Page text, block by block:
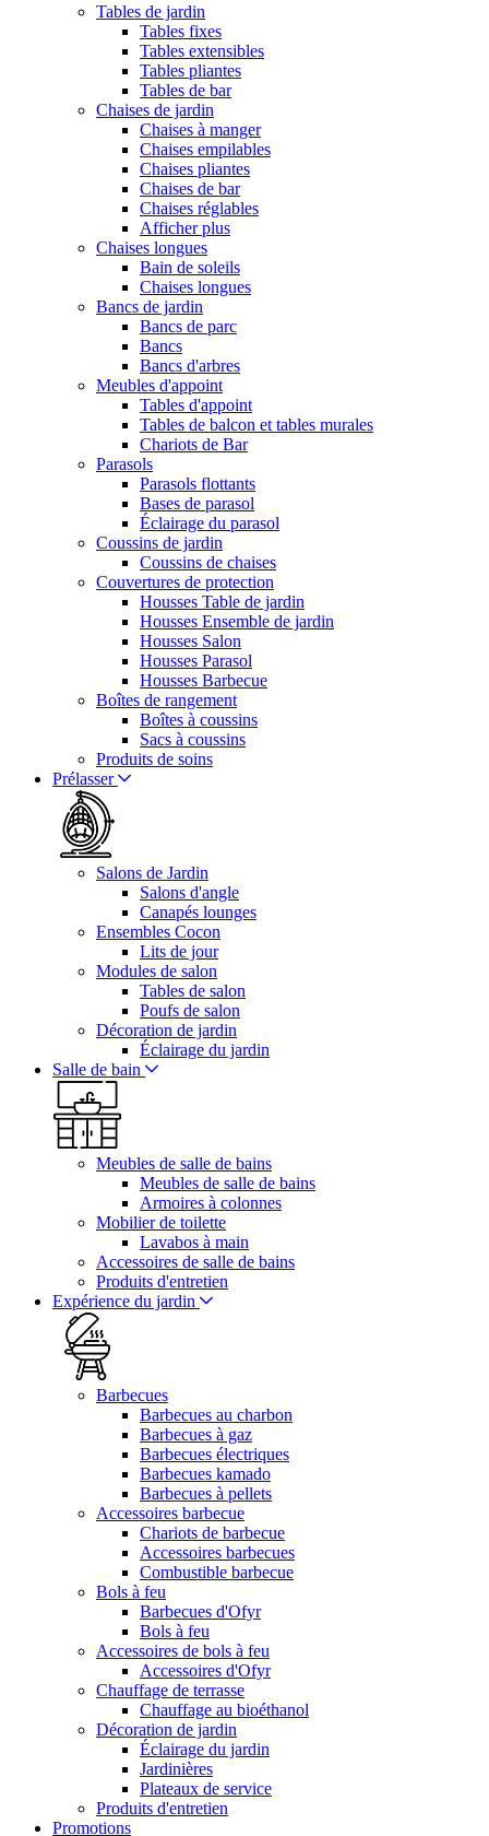
Tables de jardin
Tables fixes
Tables extensibles
Tables pliantes
Tables de bar
Chaises de jardin
Chaises à manger
Chaises empilables
Chaises pliantes
Chaises de bar
Chaises réglables
Afficher plus
Chaises longues
Bain de soleils
Chaises longues
Bancs de jardin
Bancs de parc
Bancs
Bancs d'arbres
Meubles d'appoint
Tables d'appoint
Tables de balcon et tables murales
Chariots de Bar
Parasols
Parasols flottants
Bases de parasol
Éclairage du parasol
Coussins de jardin
Coussins de chaises
Couvertures de protection
Housses Table de jardin
Housses Ensemble de jardin
Housses Salon
Housses Parasol
Housses Barbecue
Boîtes de rangement
Boîtes à coussins
Sacs à coussins
Produits de soins
Prélasser
Salons de Jardin
Salons d'angle
Canapés lounges
Ensembles Cocon
Lits de jour
Modules de salon
Tables de salon
Poufs de salon
Décoration de jardin
Éclairage du jardin
Salle de bain
Meubles de salle de bains
Meubles de salle de bains
Armoires à colonnes
Mobilier de toilette
Lavabos à main
Accessoires de salle de bains
Produits d'entretien
Expérience du jardin
Barbecues
Barbecues au charbon
Barbecues à gaz
Barbecues électriques
Barbecues kamado
Barbecues à pellets
Accessoires barbecue
Chariots de barbecue
Accessoires barbecues
Combustible barbecue
Bols à feu
Barbecues d'Ofyr
Bols à feu
Accessoires de bols à feu
Accessoires d'Ofyr
Chauffage de terrasse
Chauffage au bioéthanol
Décoration de jardin
Éclairage du jardin
Jardinières
Plateaux de service
Produits d'entretien
Promotions